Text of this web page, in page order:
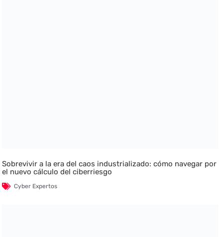
Sobrevivir a la era del caos industrializado: cómo navegar por
el nuevo cálculo del ciberriesgo
Cyber Expertos